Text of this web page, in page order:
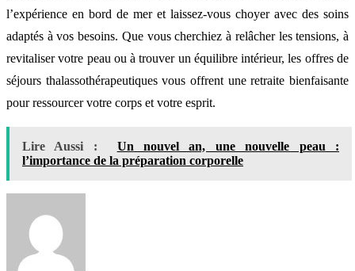
l’expérience en bord de mer et laissez-vous choyer avec des soins
adaptés à vos besoins. Que vous cherchiez à relâcher les tensions, à
revitaliser votre peau ou à trouver un équilibre intérieur, les offres de
séjours thalassothérapeutiques vous offrent une retraite bienfaisante
pour ressourcer votre corps et votre esprit.
Lire Aussi :
Un nouvel an, une nouvelle peau :
l’importance de la préparation corporelle